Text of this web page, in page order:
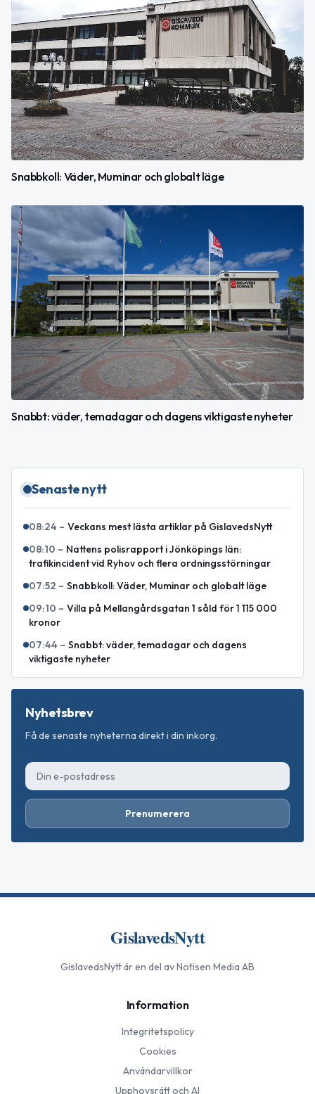
Snabbkoll: Väder, Muminar och globalt läge
Snabbt: väder, temadagar och dagens viktigaste nyheter
Senaste nytt
08:24 – Veckans mest lästa artiklar på GislavedsNytt
08:10 – Nattens polisrapport i Jönköpings län:
trafikincident vid Ryhov och flera ordningsstörningar
07:52 – Snabbkoll: Väder, Muminar och globalt läge
09:10 – Villa på Mellangårdsgatan 1 såld för 1 115 000
kronor
07:44 – Snabbt: väder, temadagar och dagens
viktigaste nyheter
Nyhetsbrev
Få de senaste nyheterna direkt i din inkorg.
Prenumerera
GislavedsNytt
GislavedsNyttär en del av Notisen Media AB
Information
Integritetspolicy
Cookies
Användarvillkor
Upphovsrätt och AI